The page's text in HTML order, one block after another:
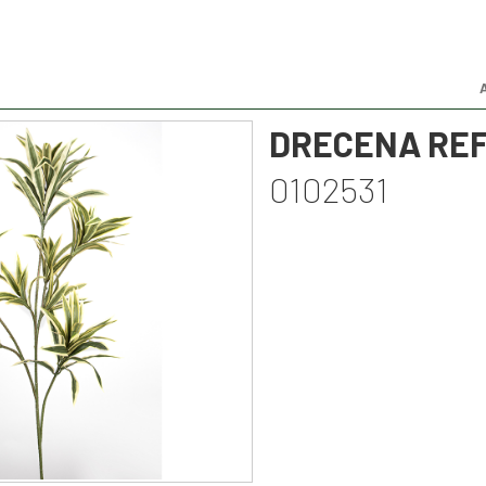
DRECENA
0102531